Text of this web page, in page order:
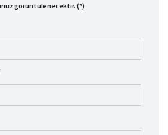
görüntülenecektir. (*)